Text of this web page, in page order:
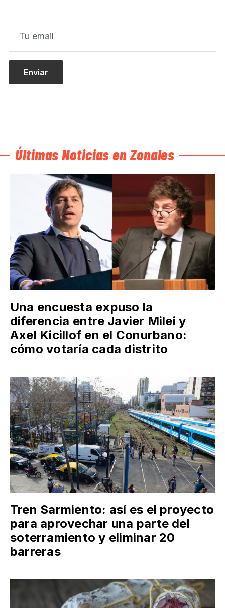
Últimas Noticias en Zonales
Una encuesta expuso la
diferencia entre Javier Milei y
Axel Kicillof en el Conurbano:
cómo votaría cada distrito
Tren Sarmiento: así es el proyecto
para aprovechar una parte del
soterramiento y eliminar 20
barreras